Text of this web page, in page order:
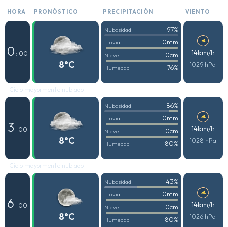
HORA PRONÓSTICO PRECIPITACIÓN VIENTO
0 : 00
8°C
Nubosidad 97%
Lluvia 0mm
Nieve 0cm
Humedad 76%
14km/h
1029 hPa
Cielo mayormente nublado
3 : 00
8°C
Nubosidad 86%
Lluvia 0mm
Nieve 0cm
Humedad 80%
14km/h
1028 hPa
Cielo mayormente nublado
6 : 00
8°C
Nubosidad 43%
Lluvia 0mm
Nieve 0cm
Humedad 80%
14km/h
1026 hPa